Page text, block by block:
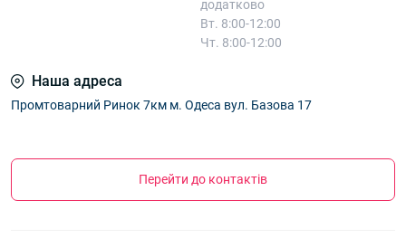
додатково
Вт. 8:00-12:00
Чт. 8:00-12:00
Наша адреса
Промтоварний Ринок 7км м. Одеса вул. Базова 17
Перейти до контактів